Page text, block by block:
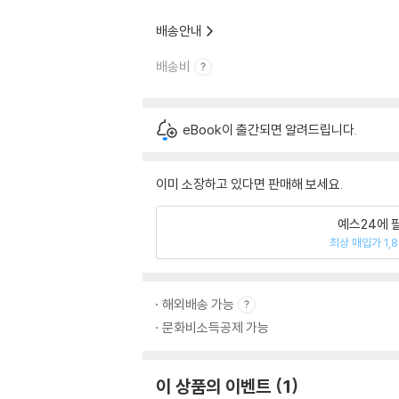
배송안내
배송비
eBook이 출간되면 알려드립니다.
이미 소장하고 있다면 판매해 보세요.
예스24에
최상 매입가
해외배송 가능
문화비소득공제 가능
이 상품의 이벤트 1